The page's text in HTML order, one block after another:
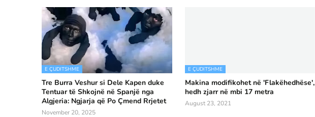
E ÇUDITSHME
Tre Burra Veshur si Dele Kapen duke
Tentuar të Shkojnë në Spanjë nga
Algjeria: Ngjarja që Po Çmend Rrjetet
November 20, 2025
E ÇUDITSHME
Makina modifikohet në 'Flakëhedhëse',
hedh zjarr në mbi 17 metra
August 23, 2021